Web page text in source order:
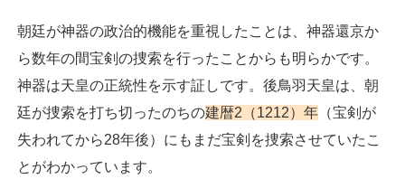
朝廷が神器の政治的機能を重視したことは、神器還京か
ら数年の間宝剣の捜索を行ったことからも明らかです。
神器は天皇の正統性を示す証しです。後鳥羽天皇は、朝
廷が捜索を打ち切ったのちの建暦2（1212）年 （宝剣が
失われてから28年後）にもまだ宝剣を捜索させていたこ
とがわかっています。